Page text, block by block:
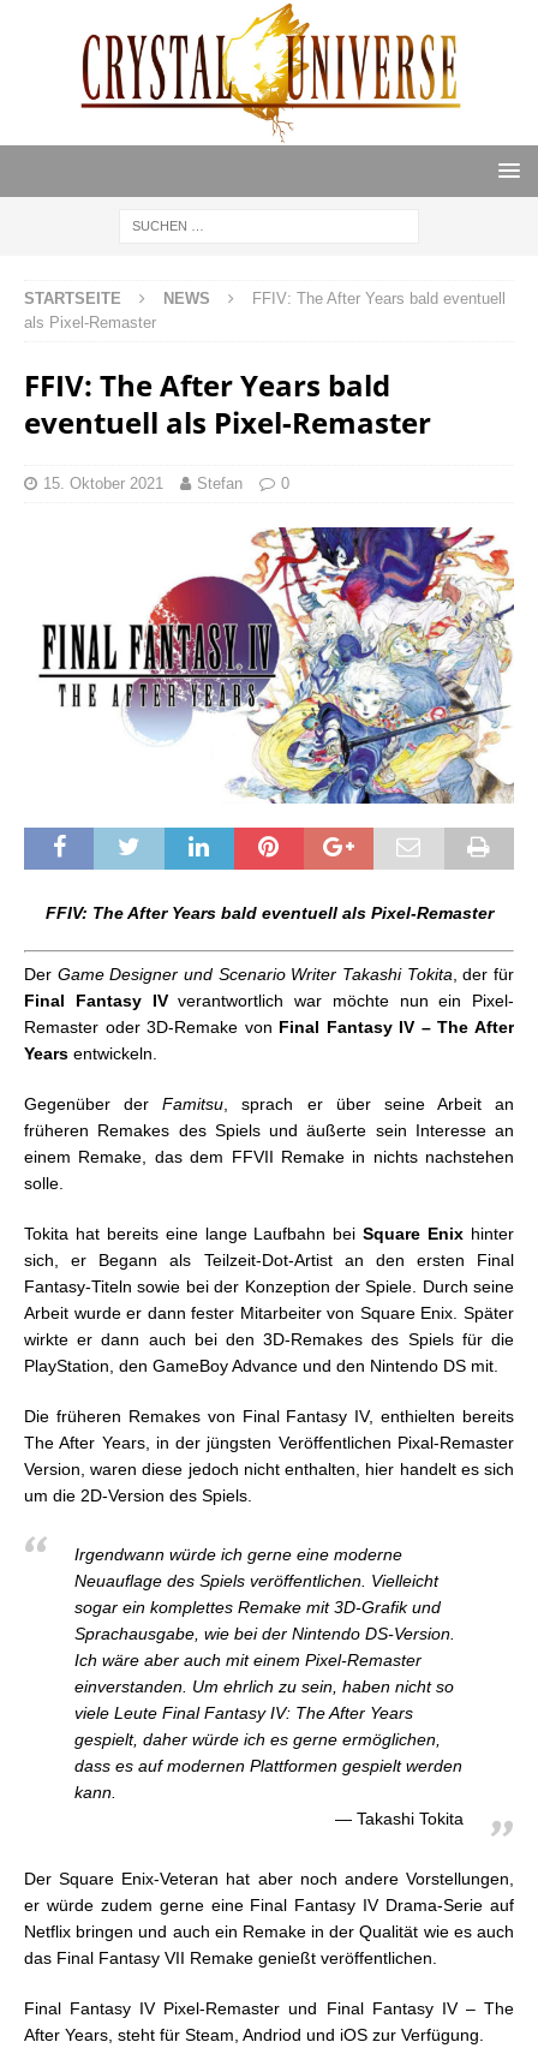
STARTSEITE NEWS
FFIV: The After Years bald eventuell
als Pixel-Remaster
FFIV: The After Years bald
eventuell als Pixel-Remaster
15. Oktober 2021 Stefan 0
FFIV: The After Years bald eventuell als Pixel-Remaster
Der Game Designer und Scenario Writer Takashi Tokita , der für
Final Fantasy IVverantwortlich war möchte nun ein Pixel-
Remaster oder 3D-Remake von Final Fantasy IV – The After
Years entwickeln.
Gegenüber derFamitsu , sprach er über seine Arbeit an
früheren Remakes des Spiels und äußerte sein Interesse an
einem Remake, das dem FFVII Remake in nichts nachstehen
solle.
Tokita hat bereits eine lange Laufbahn beiSquare Enix hinter
sich, er Begann als Teilzeit-Dot-Artist an den ersten Final
Fantasy-Titeln sowie bei der Konzeption der Spiele. Durch seine
Arbeit wurde er dann fester Mitarbeiter von Square Enix. Später
wirkte er dann auch bei den 3D-Remakes des Spiels für die
PlayStation, den GameBoy Advance und den Nintendo DS mit.
Die früheren Remakes von Final Fantasy IV, enthielten bereits
The After Years, in der jüngsten Veröffentlichen Pixal-Remaster
Version, waren diese jedoch nicht enthalten, hier handelt es sich
um die 2D-Version des Spiels.
Irgendwann würde ich gerne eine moderne
Neuauflage des Spiels veröffentlichen. Vielleicht
sogar ein komplettes Remake mit 3D-Grafik und
Sprachausgabe, wie bei der Nintendo DS-Version.
Ich wäre aber auch mit einem Pixel-Remaster
einverstanden. Um ehrlich zu sein, haben nicht so
viele Leute Final Fantasy IV: The After Years
gespielt, daher würde ich es gerne ermöglichen,
dass es auf modernen Plattformen gespielt werden
kann.
Takashi Tokita
Der Square Enix-Veteran hat aber noch andere Vorstellungen,
er würde zudem gerne eine Final Fantasy IV Drama-Serie auf
Netflix bringen und auch ein Remake in der Qualität wie es auch
das Final Fantasy VII Remake genießt veröffentlichen.
Final Fantasy IV Pixel-Remaster und Final Fantasy IV – The
After Years, steht für Steam, Andriod und iOS zur Verfügung.